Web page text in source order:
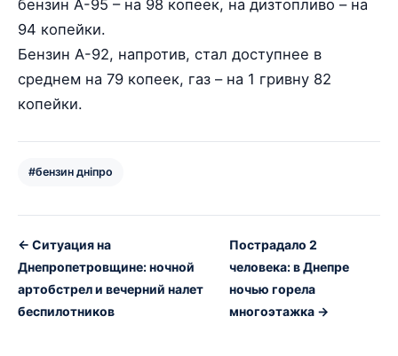
бензин А-95 – на 98 копеек, на дизтопливо – на
94 копейки.
Бензин А-92, напротив, стал доступнее в
среднем на 79 копеек, газ – на 1 гривну 82
копейки.
#бензин дніпро
← Ситуация на
Днепропетровщине: ночной
артобстрел и вечерний налет
беспилотников
Пострадало 2
человека: в Днепре
ночью горела
многоэтажка →